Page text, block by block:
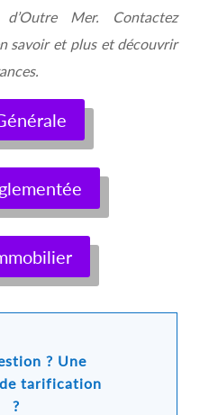
Mer. Contactez
savoir et plus et découvrir
? Une
tarification
?